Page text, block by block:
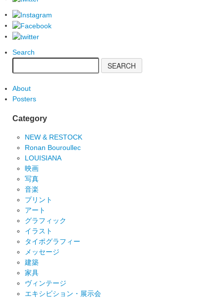
Search
About
Posters
Category
NEW & RESTOCK
Ronan Bouroullec
LOUISIANA
映画
写真
音楽
プリント
アート
グラフィック
イラスト
タイポグラフィー
メッセージ
建築
家具
ヴィンテージ
エキシビション・展示会